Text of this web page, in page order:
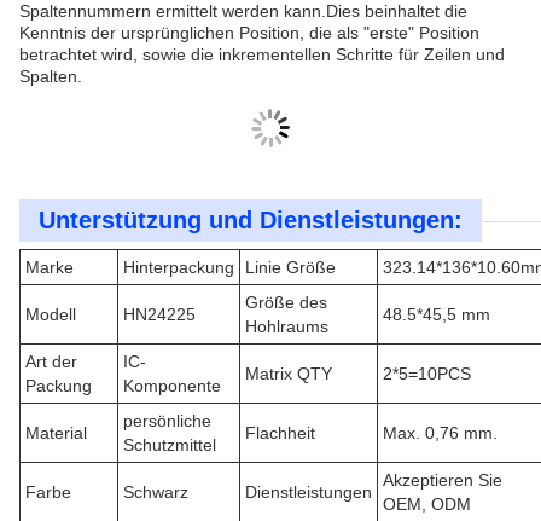
Spaltennummern ermittelt werden kann.Dies beinhaltet die
Kenntnis der ursprünglichen Position, die als "erste" Position
betrachtet wird, sowie die inkrementellen Schritte für Zeilen und
Spalten.
Unterstützung und Dienstleistungen:
Marke Hinterpackung Linie Größe
Modell HN24225
Größe des
Hohlraums
48.5*45,5 mm
Art der
Packung
IC-
Komponente
Matrix QTY 2*5=10PCS
Material
persönliche
Schutzmittel
Flachheit Max. 0,76 mm.
Farbe Schwarz Dienstleistungen
Akzeptieren Sie
OEM, ODM